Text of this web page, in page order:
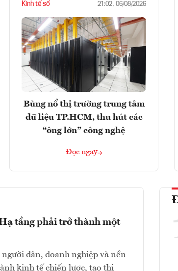
Kinh tế số 21:02, 06/08/2026
Bùng nổ thị trường trung tâm
dữ liệu TP.HCM, thu hút các
“ông lớn” công nghệ
Đọc ngay
tầng phải trở thành một
dân, doanh nghiệp và nền
kinh tế chiến lược, tạo thị